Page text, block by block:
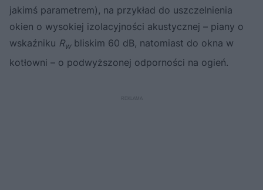
jakimś parametrem), na przykład do uszczelnienia
okien o wysokiej izolacyjności akustycznej – piany o
wskaźniku Rwbliskim 60 dB, natomiast do okna w
kotłowni – o podwyższonej odporności na ogień.